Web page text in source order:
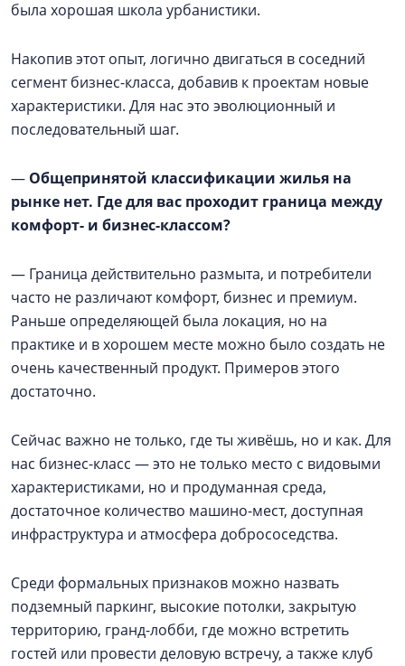
была хорошая школа урбанистики.
Накопив этот опыт, логично двигаться в соседний
сегмент бизнес-класса, добавив к проектам новые
характеристики. Для нас это эволюционный и
последовательный шаг.
— Общепринятой классификации жилья на
рынке нет. Где для вас проходит граница между
комфорт- и бизнес-классом?
— Граница действительно размыта, и потребители
часто не различают комфорт, бизнес и премиум.
Раньше определяющей была локация, но на
практике и в хорошем месте можно было создать не
очень качественный продукт. Примеров этого
достаточно.
Сейчас важно не только, где ты живёшь, но и как. Для
нас бизнес-класс — это не только место с видовыми
характеристиками, но и продуманная среда,
достаточное количество машино-мест, доступная
инфраструктура и атмосфера добрососедства.
Среди формальных признаков можно назвать
подземный паркинг, высокие потолки, закрытую
территорию, гранд-лобби, где можно встретить
гостей или провести деловую встречу, а также клуб